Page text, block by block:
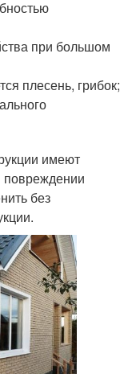
при большом
плесень, грибок;
имеют
повреждении
без